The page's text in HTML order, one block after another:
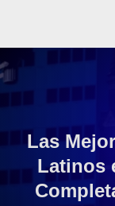
Las
Latinos